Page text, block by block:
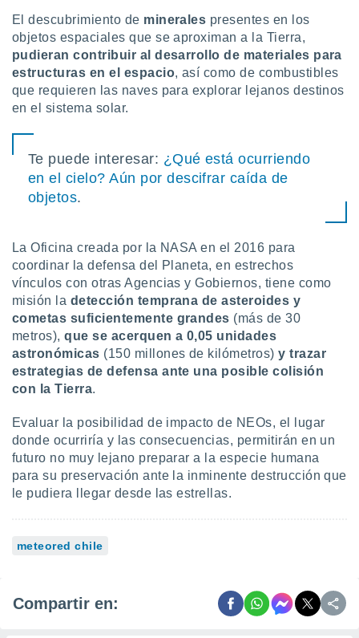
El descubrimiento de minerales presentes en los
objetos espaciales que se aproximan a la Tierra,
pudieran contribuir al desarrollo de materiales para
estructuras en el espacio, así como de combustibles
que requieren las naves para explorar lejanos destinos
en el sistema solar.
Te puede interesar: ¿Qué está ocurriendo
en el cielo? Aún por descifrar caída de
objetos.
La Oficina creada por la NASA en el 2016 para
coordinar la defensa del Planeta, en estrechos
vínculos con otras Agencias y Gobiernos, tiene como
misión la detección temprana de asteroides y
cometas suficientemente grandes (más de 30
metros),que se acerquen a 0,05 unidades
astronómicas (150 millones de kilómetros)y trazar
estrategias de defensa ante una posible colisión
con la Tierra.
Evaluar la posibilidad de impacto de NEOs, el lugar
donde ocurriría y las consecuencias, permitirán en un
futuro no muy lejano preparar a la especie humana
para su preservación ante la inminente destrucción que
le pudiera llegar desde las estrellas.
meteored chile
Compartir en: